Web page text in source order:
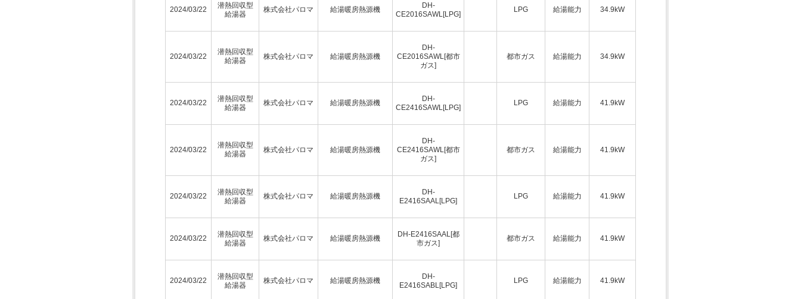
2024/03/22
潜熱回収型
給湯器
株式会社パロマ 給湯暖房熱源機
DH-
CE2016SAWL[LPG]
LPG 給湯能力 34.9kW
2024/03/22
潜熱回収型
給湯器
株式会社パロマ 給湯暖房熱源機
DH-
CE2016SAWL[都市
ガス]
都市ガス 給湯能力 34.9kW
2024/03/22
潜熱回収型
給湯器
株式会社パロマ 給湯暖房熱源機
DH-
CE2416SAWL[LPG]
LPG 給湯能力 41.9kW
2024/03/22
潜熱回収型
給湯器
株式会社パロマ 給湯暖房熱源機
DH-
CE2416SAWL[都市
ガス]
都市ガス 給湯能力 41.9kW
2024/03/22
潜熱回収型
給湯器
株式会社パロマ 給湯暖房熱源機
DH-
E2416SAAL[LPG]
LPG 給湯能力 41.9kW
2024/03/22
潜熱回収型
給湯器
株式会社パロマ 給湯暖房熱源機
DH-E2416SAAL[都
市ガス]
都市ガス 給湯能力 41.9kW
2024/03/22
潜熱回収型
給湯器
株式会社パロマ 給湯暖房熱源機
DH-
E2416SABL[LPG]
LPG 給湯能力 41.9kW